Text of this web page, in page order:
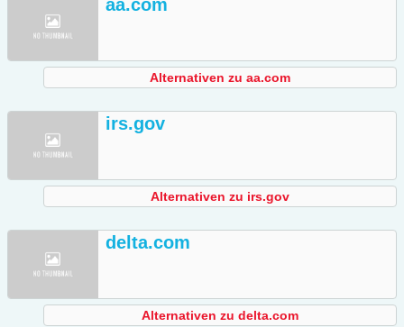
aa.com
Alternativen zu aa.com
irs.gov
Alternativen zu irs.gov
delta.com
Alternativen zu delta.com